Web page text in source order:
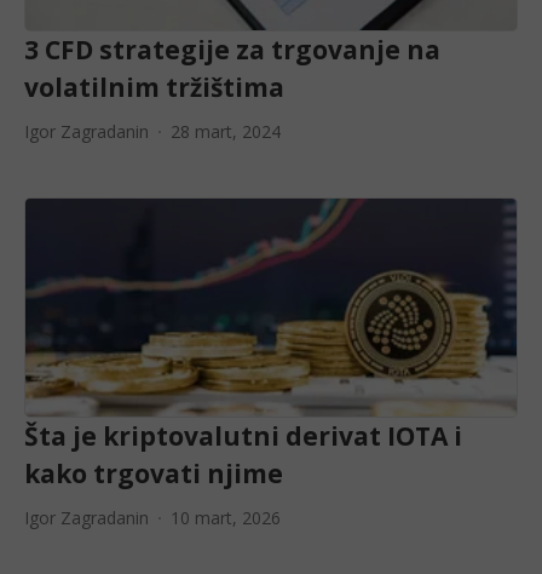
3 CFD strategije za trgovanje na
volatilnim tržištima
Igor Zagradanin 28 mart, 2024
Šta je kriptovalutni derivat IOTA i
kako trgovati njime
Igor Zagradanin 10 mart, 2026